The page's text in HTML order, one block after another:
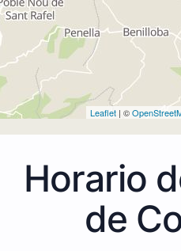
Leaflet | ©
Horario
de